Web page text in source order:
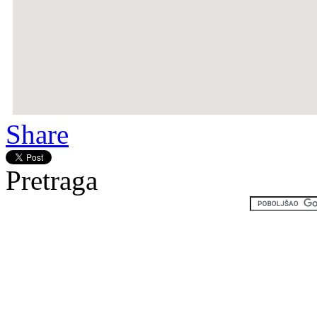
Share
Pretraga